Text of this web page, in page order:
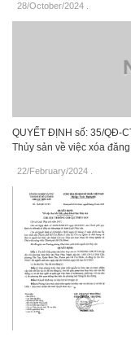
28/October/2024 .
QUYẾT ĐỊNH số: 35/QĐ-
Thủy sản về việc xóa
22/February/2024